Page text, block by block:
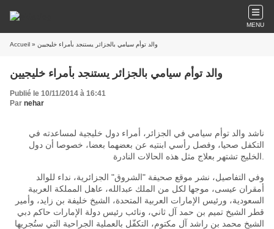
MENU
Accueil » والد توأم سيامي بالجزائر يستنجد بأمراء خليجيين
والد توأم سيامي بالجزائر يستنجد بأمراء خليجيين
Publié le 10/11/2014 à 16:41
Par nehar
ناشد والد توأم سيامي في الجزائر، أمراء دول خليجية لمساعدته في
التكفل صحيا، وفصل رأسي ابنتيه عن بعضهما بعضا، خصوصا أن دول
وفي التفاصيل، نشر موقع صحيفة "الشروق" الجزائرية، نداء للوالد
أمقران عيسى، موجها لكل من الملك عبدالله، عاهل المملكة العربية
السعودية، ورئيس الإمارات العربية المتحدة، الشيخ خليفة بن زايد، وأمير
قطر الشيخ تميم بن حمد آل ثاني، ونائب رئيس دولة الإمارات حاكم دبي
الشيخ محمد بن راشد آل مكتوم، التكفّل بالعملية الجراحية التي ستُجريها